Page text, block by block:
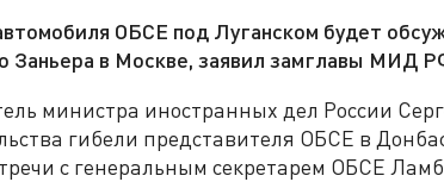
ОБСЕ под Луганском будет
Заньера в Москве, заявил замглавы МИД
министра иностранных дел России
гибели представителя ОБСЕ в
с генеральным секретарем ОБСЕ